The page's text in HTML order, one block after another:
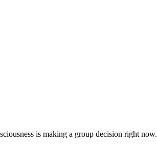
is making a group decision right now.